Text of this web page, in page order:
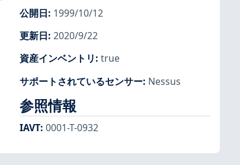
公開日: 1999/10/12
更新日: 2020/9/22
資産インベントリ: true
サポートされているセンサー: Nessus
参照情報
IAVT: 0001-T-0932